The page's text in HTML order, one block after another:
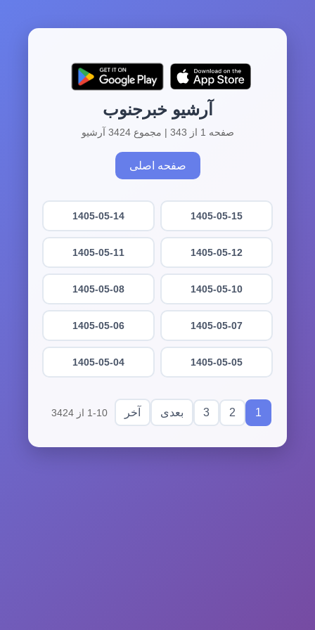
آرشیو خبرجنوب
صفحه 1 از 343 | مجموع 3424 آرشیو
صفحه اصلی
1405-05-15
1405-05-14
1405-05-12
1405-05-11
1405-05-10
1405-05-08
1405-05-07
1405-05-06
1405-05-05
1405-05-04
1
2
3 بعدی آخر 1-10 از 3424